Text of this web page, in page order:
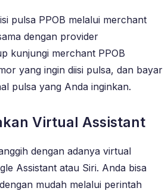
pulsa PPOB melalui merchant
dengan provider
kunjungi merchant PPOB
yang ingin diisi pulsa, dan bayar
pulsa yang Anda inginkan.
Virtual Assistant
dengan adanya virtual
Assistant atau Siri. Anda bisa
mudah melalui perintah